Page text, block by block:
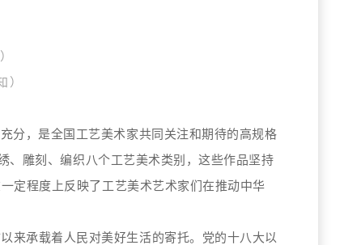
）
分，是全国工艺美术家共同关注和期待的高规格
、雕刻、编织八个工艺美术类别 ，这些作品坚持
定程度上反映了工艺美术艺术家们在推动中华
来承载着人民对美好生活的寄托。党的十八大以